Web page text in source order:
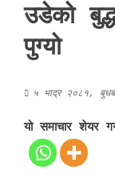
उडेको
पुग्यो
५ भाद्र २०८१,
यो समाचार शेयर